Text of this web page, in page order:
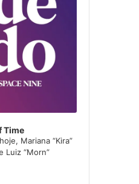
Time
Mariana “Kira”
Luiz “Morn”